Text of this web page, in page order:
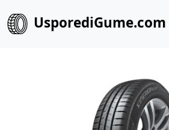
UsporediGume.com